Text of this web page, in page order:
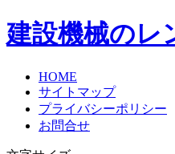
建設機械のレ
HOME
サイトマップ
プライバシーポリシー
お問合せ